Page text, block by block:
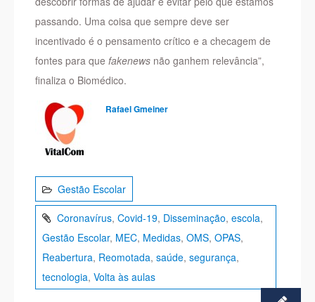
passando. Uma coisa que sempre deve ser
incentivado é o pensamento crítico e a checagem de
fontes para quefakenews não ganhem relevância”,
finaliza o Biomédico.
Rafael Gmeiner
Gestão Escolar
Coronavírus,Covid-19, Disseminação,escola,
Gestão Escolar, MEC, Medidas,OMS,OPAS,
Reabertura, Reomotada,saúde,segurança,
tecnologia,Volta às aulas